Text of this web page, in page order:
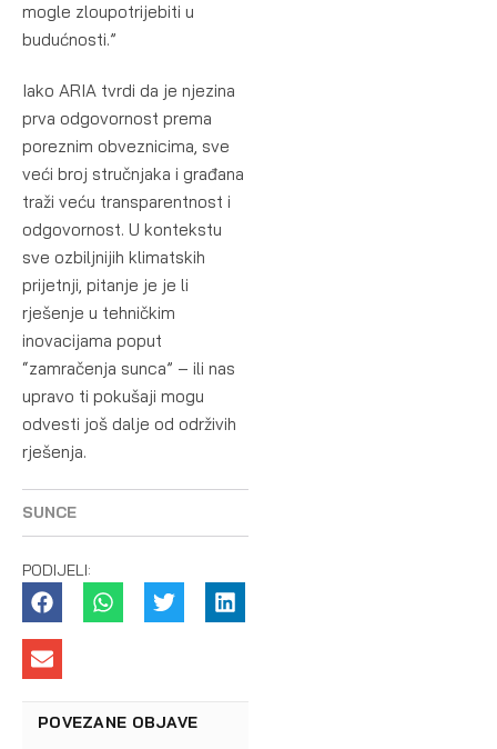
mogle zloupotrijebiti u
budućnosti.”
Iako ARIA tvrdi da je njezina
prva odgovornost prema
poreznim obveznicima, sve
veći broj stručnjaka i građana
traži veću transparentnost i
odgovornost. U kontekstu
sve ozbiljnijih klimatskih
prijetnji, pitanje je je li
rješenje u tehničkim
inovacijama poput
“zamračenja sunca” – ili nas
upravo ti pokušaji mogu
odvesti još dalje od održivih
rješenja.
SUNCE
PODIJELI:
POVEZANE OBJAVE